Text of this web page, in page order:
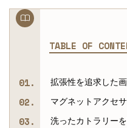
TABLE OF
拡張性を追求した
マグネットアクセ
洗ったカトラリー